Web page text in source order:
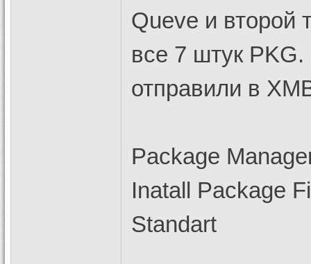
Queve и второй
все 7 штук
отправили в
Package
Inatall Package
Standart